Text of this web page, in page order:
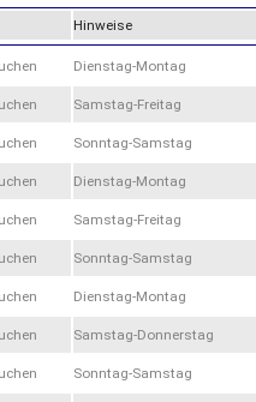
Hinweise
Dienstag-Montag
Samstag-Freitag
Sonntag-Samstag
Dienstag-Montag
Samstag-Freitag
Sonntag-Samstag
Dienstag-Montag
Samstag-Donnerstag
Sonntag-Samstag